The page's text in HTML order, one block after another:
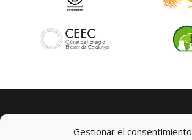
Gestionar el consentimiento